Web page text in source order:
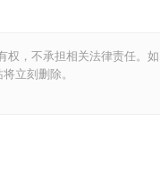
权，不承担相关法律责任。如
立刻删除。